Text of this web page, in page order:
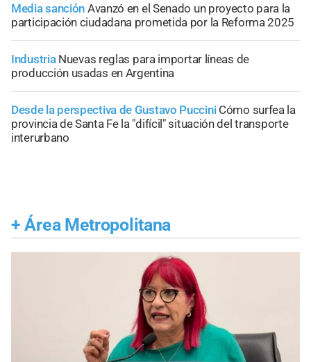
Media sanción Avanzó en el Senado un proyecto para la
participación ciudadana prometida por la Reforma 2025
Industria Nuevas reglas para importar líneas de
producción usadas en Argentina
Desde la perspectiva de Gustavo Puccini Cómo surfea la
provincia de Santa Fe la "difícil" situación del transporte
interurbano
+ Área Metropolitana